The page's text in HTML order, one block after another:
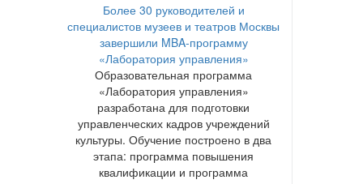
Более 30 руководителей и
специалистов музеев и театров Москвы
завершили MBA-программу
«Лаборатория управления»
Образовательная программа
«Лаборатория управления»
разработана для подготовки
управленческих кадров учреждений
культуры. Обучение построено в два
этапа: программа повышения
квалификации и программа